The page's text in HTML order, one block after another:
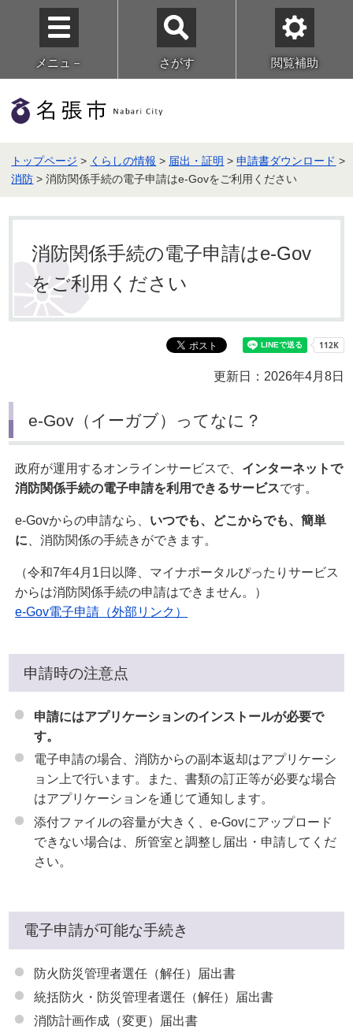
メニュ－ さがす 閲覧補助
トップページ > くらしの情報 > 届出・証明 >申請書ダウンロード >
消防 > 消防関係手続の電子申請はe-Govをご利用ください
消防関係手続の電子申請はe-Gov
をご利用ください
更新日：2026年4月8日
e-Gov（イーガブ）ってなに？
政府が運用するオンラインサービスで、 インターネットで
消防関係手続の電子申請を利用できるサービスです。
e-Govからの申請なら、 いつでも、どこからでも、簡単
に 、消防関係の手続きができます。
（令和7年4月1日以降、マイナポータルぴったりサービス
からは消防関係手続の申請はできません。）
e-Gov電子申請（外部リンク）
申請時の注意点
申請にはアプリケーションのインストールが必要で
す。
電子申請の場合、消防からの副本返却はアプリケーシ
ョン上で行います。また、書類の訂正等が必要な場合
はアプリケーションを通じて通知します。
添付ファイルの容量が大きく、e-Govにアップロード
できない場合は、所管室と調整し届出・申請してくだ
さい。
電子申請が可能な手続き
防火防災管理者選任（解任）届出書
統括防⽕・防災管理者選任（解任）届出書
消防計画作成（変更）届出書